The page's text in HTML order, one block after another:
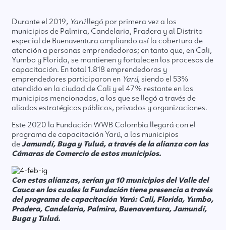
Durante el 2019, Yarúllegó por primera vez a los
municipios de Palmira, Candelaria, Pradera y al Distrito
especial de Buenaventura ampliando así la cobertura de
atención a personas emprendedoras; en tanto que, en Cali,
Yumbo y Florida, se mantienen y fortalecen los procesos de
capacitación. En total 1.818 emprendedoras y
emprendedores participaron en Yarú, siendo el 53%
atendido en la ciudad de Cali y el 47% restante en los
municipios mencionados, a los que se llegó a través de
aliados estratégicos públicos, privados y organizaciones.
Este 2020 la Fundación WWB Colombia llegará con el
programa de capacitación Yarú, a los municipios
de Jamundí, Buga y Tuluá, a través de la alianza con las
Cámaras de Comercio de estos municipios.
Con estas alianzas, serían ya 10 municipios del Valle del
Cauca en los cuales la Fundación tiene presencia a través
del programa de capacitación Yarú: Cali, Florida, Yumbo,
Pradera, Candelaria, Palmira, Buenaventura, Jamundí,
Buga y Tuluá.